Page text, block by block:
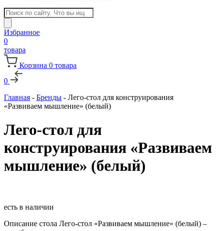
Поиск
товаров
Избранное
0
товара
Корзина 0 товара
0
Главная - Бренды - Лего-стол для конструирования
«Развиваем мышление» (белый)
Лего-стол для
конструирования «Развиваем
мышление» (белый)
есть в наличии
Описание стола Лего-стол «Развиваем мышление» (белый) –